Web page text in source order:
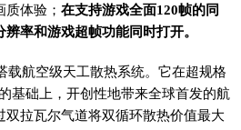
体验； 在支持游戏全面120帧的同
率和游戏超帧功能同时打开。
载航空级天工散热系统。它在超规格
基础上，开创性地带来全球首发的航
双拉瓦尔气道将双循环散热价值最大